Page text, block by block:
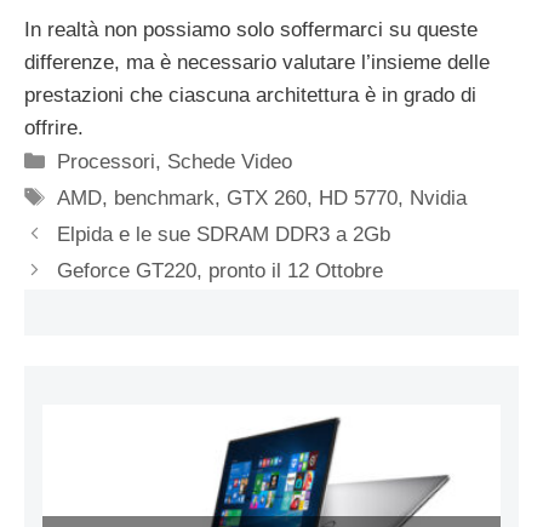
In realtà non possiamo solo soffermarci su queste
differenze, ma è necessario valutare l’insieme delle
prestazioni che ciascuna architettura è in grado di
offrire.
Categorie
Processori, Schede Video
Tag
AMD, benchmark, GTX 260, HD 5770, Nvidia
Elpida e le sue SDRAM DDR3 a 2Gb
Geforce GT220, pronto il 12 Ottobre